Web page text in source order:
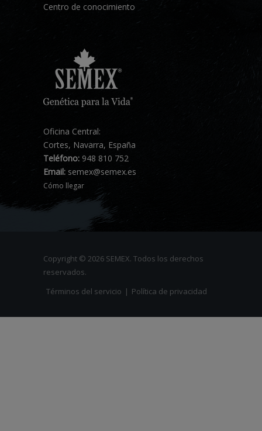
Centro de conocimiento
Oficina Central:
Cortes, Navarra, España
Teléfono: 948 810 752
Email: semex@semex.es
Cómo llegar
Copyright © 2026 SEMEX. Todos los derechos
reservados.
Términos del servicio | Política de privacidad